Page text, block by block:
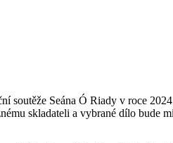
Seána Ó Riady v roce
skladateli a vybrané dílo bude